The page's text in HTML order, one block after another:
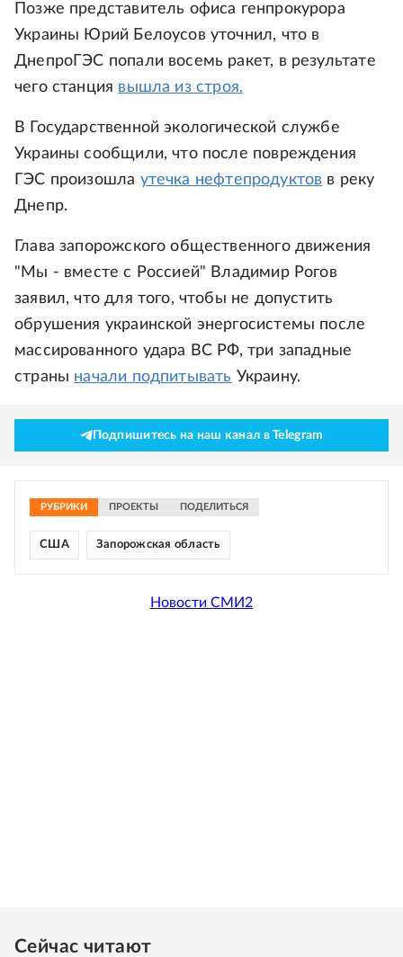
Позже представитель офиса генпрокурора
Украины Юрий Белоусов уточнил, что в
ДнепроГЭС попали восемь ракет, в результате
чего станция вышла из строя.
В Государственной экологической службе
Украины сообщили, что после повреждения
ГЭС произошла утечка нефтепродуктов в реку
Днепр.
Глава запорожского общественного движения
"Мы - вместе с Россией" Владимир Рогов
заявил, что для того, чтобы не допустить
обрушения украинской энергосистемы после
массированного удара ВС РФ, три западные
страны начали подпитывать Украину.
Подпишитесь на наш канал в Telegram
РУБРИКИ ПРОЕКТЫ ПОДЕЛИТЬСЯ
США Запорожская область
Новости СМИ2
Сейчас читают